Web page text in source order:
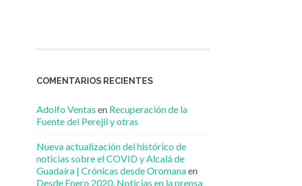
COMENTARIOS RECIENTES
Adolfo Ventas en Recuperación de la
Fuente del Perejil y otras
Nueva actualización del histórico de
noticias sobre el COVID y Alcalá de
Guadaíra | Crónicas desde Oromanaen
Desde Enero 2020, Noticias en la prensa